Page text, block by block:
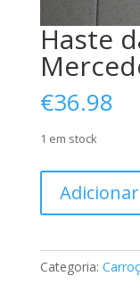
Haste
€36.98
1 em stock
Haste
escova
Adicionar
Categoria: